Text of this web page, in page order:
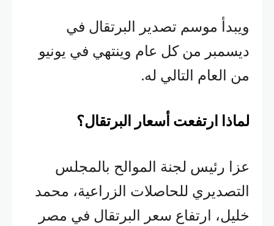
ويبدأ موسم تصدير البرتقال في
ديسمبر من كل عام وينتهي في يونيو
من العام التالي له.
لماذا ارتفعت أسعار البرتقال؟
عزا رئيس لجنة الموالح بالمجلس
التصديري للحاصلات الزراعية، محمد
خليل، ارتفاع سعر البرتقال في مصر